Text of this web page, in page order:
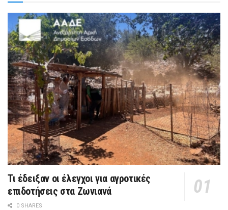
Τι έδειξαν οι έλεγχοι για αγροτικές
επιδοτήσεις στα Ζωνιανά
0 SHARES